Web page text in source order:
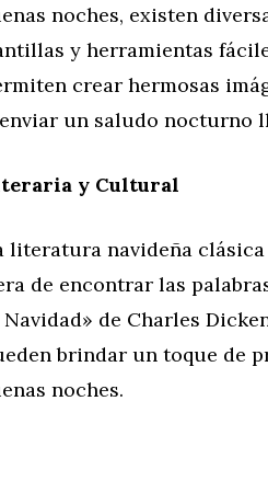
noches, existen
y herramientas
crear hermosas
un saludo nocturno
y Cultural
literatura navideña
de encontrar las
de Charles
brindar un toque de
noches.